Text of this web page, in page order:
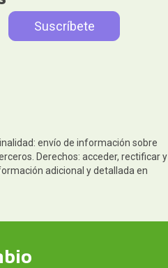
envío de información sobre
Derechos: acceder, rectificar y
adicional y detallada en